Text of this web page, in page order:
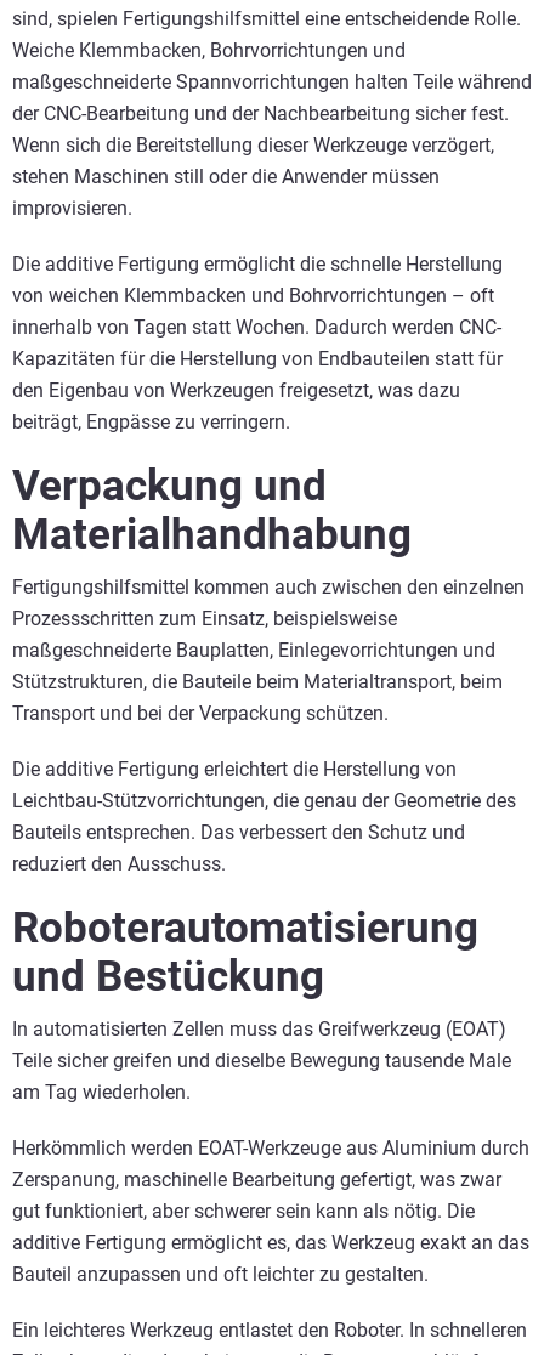
sind, spielen Fertigungshilfsmittel eine entscheidende Rolle.
Weiche Klemmbacken, Bohrvorrichtungen und
maßgeschneiderte Spannvorrichtungen halten Teile während
der CNC-Bearbeitung und der Nachbearbeitung sicher fest.
Wenn sich die Bereitstellung dieser Werkzeuge verzögert,
stehen Maschinen still oder die Anwender müssen
improvisieren.
Die additive Fertigung ermöglicht die schnelle Herstellung
von weichen Klemmbacken und Bohrvorrichtungen – oft
innerhalb von Tagen statt Wochen. Dadurch werden CNC-
Kapazitäten für die Herstellung von Endbauteilen statt für
den Eigenbau von Werkzeugen freigesetzt, was dazu
beiträgt, Engpässe zu verringern.
Verpackung und
Materialhandhabung
Fertigungshilfsmittel kommen auch zwischen den einzelnen
Prozessschritten zum Einsatz, beispielsweise
maßgeschneiderte Bauplatten, Einlegevorrichtungen und
Stützstrukturen, die Bauteile beim Materialtransport, beim
Transport und bei der Verpackung schützen.
Die additive Fertigung erleichtert die Herstellung von
Leichtbau-Stützvorrichtungen, die genau der Geometrie des
Bauteils entsprechen. Das verbessert den Schutz und
reduziert den Ausschuss.
Roboterautomatisierung
und Bestückung
In automatisierten Zellen muss das Greifwerkzeug (EOAT)
Teile sicher greifen und dieselbe Bewegung tausende Male
am Tag wiederholen.
Herkömmlich werden EOAT-Werkzeuge aus Aluminium durch
Zerspanung, maschinelle Bearbeitung gefertigt, was zwar
gut funktioniert, aber schwerer sein kann als nötig. Die
additive Fertigung ermöglicht es, das Werkzeug exakt an das
Bauteil anzupassen und oft leichter zu gestalten.
Ein leichteres Werkzeug entlastet den Roboter. In schnelleren